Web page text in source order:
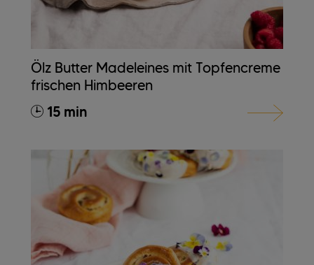
Ölz Butter Madeleines mit Topfencreme
frischen Himbeeren
15 min